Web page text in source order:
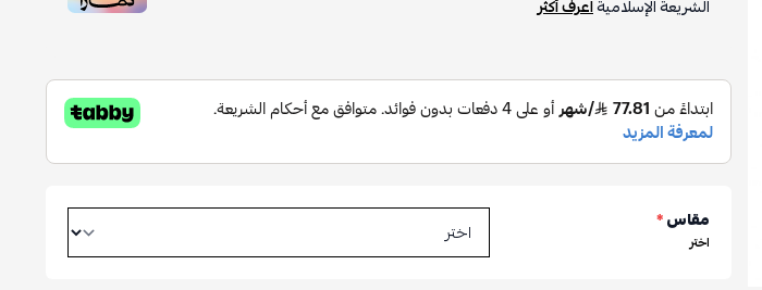
الشريعة الإسلاميةاعرف أكثر
مقاس*
اختر